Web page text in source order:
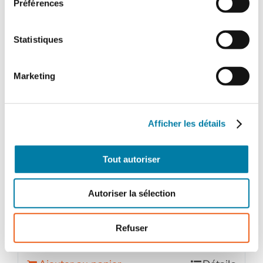
Préférences
Statistiques
Marketing
Afficher les détails
Tout autoriser
Autoriser la sélection
Refuser
Face au Risque
Magazine papier n° 580 – Mars
2022
TTC
quantité
de